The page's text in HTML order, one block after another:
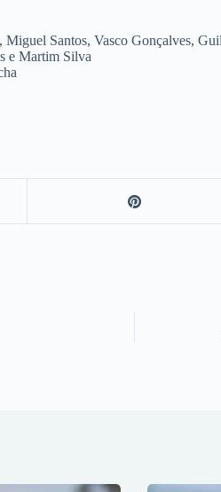
Santos, Vasco Gonçalves,
e Martim Silva